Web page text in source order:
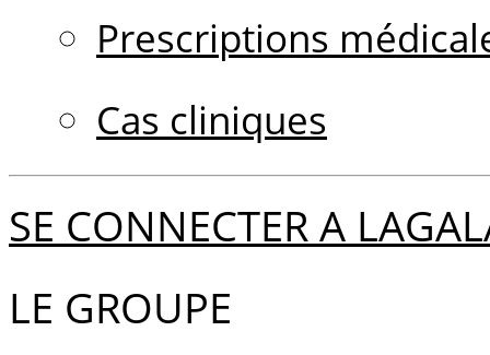
Prescriptions
Cas cliniques
SE CONNECTER A
LE GROUPE